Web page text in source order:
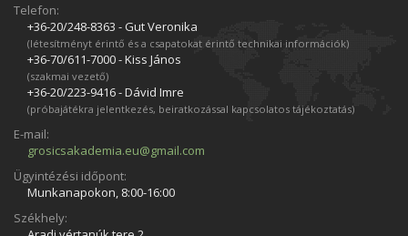
Telefon:
+36-20/248­-8363 - Gut Veronika
(létesítményt érintő és a csapatokat érintő technikai információk)
+36-70/611­-7000 - Kiss János
(szakmai vezető)
+36-20/223­-9416 - Dávid Imre
(próbajátékra jelentkezés, beiratkozással kapcsolatos tájékoztatás)
E-mail:
grosicsakademia.eu@gmail.com
Ügyintézési időpont:
Munkanapokon, 8:00-16:00
Székhely: